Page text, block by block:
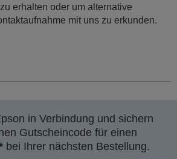
erhalten oder um alternative
mit uns zu erkunden.
in Verbindung und sichern
Gutscheincode für einen
bei Ihrer nächsten Bestellung.